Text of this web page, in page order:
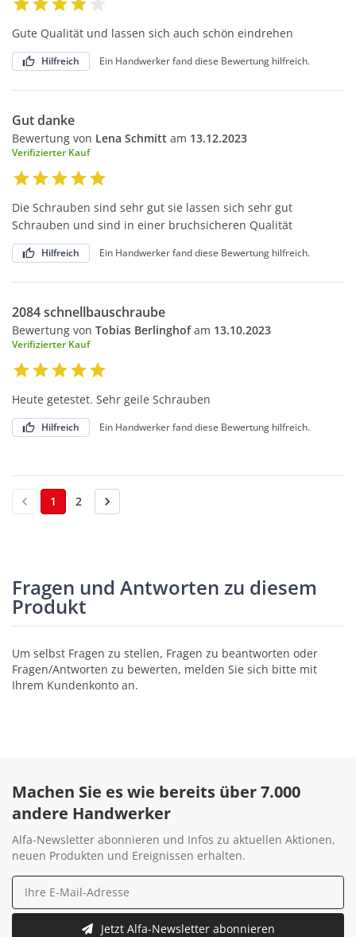
Gute Qualität und lassen sich auch schön eindrehen
Hilfreich Ein Handwerker fand diese Bewertung hilfreich.
Gut danke
Bewertung von Lena Schmitt am 13.12.2023
Verifizierter Kauf
Die Schrauben sind sehr gut sie lassen sich sehr gut
Schrauben und sind in einer bruchsicheren Qualität
Hilfreich Ein Handwerker fand diese Bewertung hilfreich.
2084 schnellbauschraube
Bewertung von Tobias Berlinghofam 13.10.2023
Verifizierter Kauf
Heute getestet. Sehr geile Schrauben
Hilfreich Ein Handwerker fand diese Bewertung hilfreich.
1 2
Fragen und Antworten zu diesem
Produkt
Um selbst Fragen zu stellen, Fragen zu beantworten oder
Fragen/Antworten zu bewerten, melden Sie sich bitte mit
Ihrem Kundenkonto an.
Machen Sie es wie bereits über 7.000
andere Handwerker
Alfa-Newsletter abonnieren und Infos zu aktuellen Aktionen,
neuen Produkten und Ereignissen erhalten.
Jetzt Alfa-Newsletter abonnieren